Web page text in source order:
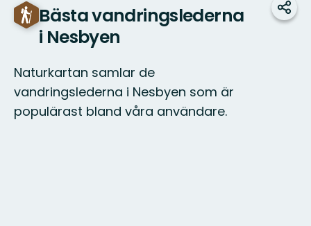
Bästa vandringslederna
i Nesbyen
Naturkartan samlar de
vandringslederna i Nesbyen som är
populärast bland våra användare.